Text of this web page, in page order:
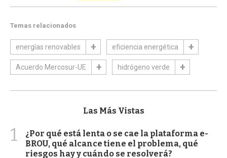
Temas relacionados
energías renovables eficiencia energética
Acuerdo Mercosur-UE hidrógeno verde
Las Más Vistas
1
¿Por qué está lenta o se cae la plataforma e-
BROU, qué alcance tiene el problema, qué
riesgos hay y cuándo se resolverá?